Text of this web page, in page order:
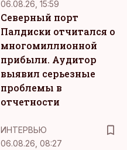
06.08.26, 15:59
Северный порт
Палдиски отчитался о
многомиллионной
прибыли. Аудитор
выявил серьезные
проблемы в
отчетности
ИНТЕРВЬЮ
06.08.26, 08:27